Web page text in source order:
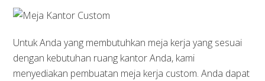
Untuk Anda yang membutuhkan meja kerja yang sesuai
dengan kebutuhan ruang kantor Anda, kami
menyediakan pembuatan meja kerja custom. Anda dapat